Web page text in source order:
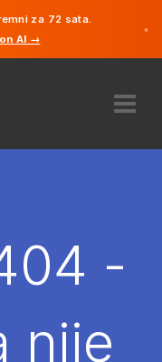
za 72 sata.
AI →
×
-
nije